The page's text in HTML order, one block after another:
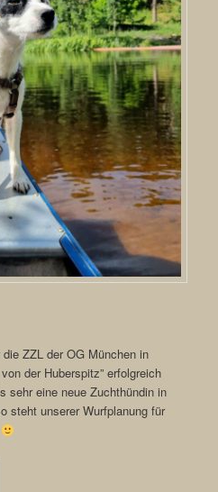
ZZL der OG München in
der Huberspitz” erfolgreich
eine neue Zuchthündin in
steht unserer Wurfplanung für